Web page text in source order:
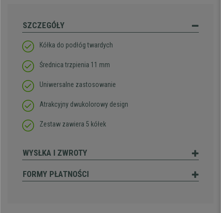
SZCZEGÓŁY
Kółka do podłóg twardych
Średnica trzpienia 11 mm
Uniwersalne zastosowanie
Atrakcyjny dwukolorowy design
Zestaw zawiera 5 kółek
WYSŁKA I ZWROTY
FORMY PŁATNOŚCI